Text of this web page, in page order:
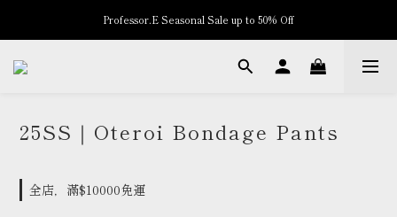
New Arrivals
Professor.E Seasonal Sale up to 50% Off
25SS｜Oteroi Bondage Pants
全店，滿$10000免運